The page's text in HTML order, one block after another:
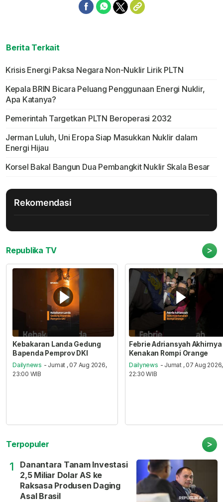
Berita Terkait
Krisis Energi Paksa Negara Non-Nuklir Lirik PLTN
Kepala BRIN Bicara Peluang Penggunaan Energi Nuklir,
Apa Katanya?
Pemerintah Targetkan PLTN Beroperasi 2032
Jerman Luluh, Uni Eropa Siap Masukkan Nuklir dalam
Energi Hijau
Korsel Bakal Bangun Dua Pembangkit Nuklir Skala Besar
Rekomendasi
Republika TV >
Kebakaran Landa Gedung
Bapenda Pemprov DKI
Dailynews - Jumat , 07 Aug 2026,
23:00 WIB
Febrie Adriansyah Akhirnya
Kenakan Rompi Orange
Dailynews - Jumat , 07 Aug 2026,
22:30 WIB
Terpopuler >
1
Danantara Tanam Investasi
2,5 Miliar Dolar AS ke
Raksasa Produsen Daging
Asal Brasil